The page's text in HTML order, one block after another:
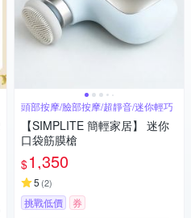
頭部按摩/臉部按摩/超靜音/迷你輕巧
【SIMPLITE 簡輕家居】 迷你
口袋筋膜槍
$1,350
5 (2)
挑戰低價 券